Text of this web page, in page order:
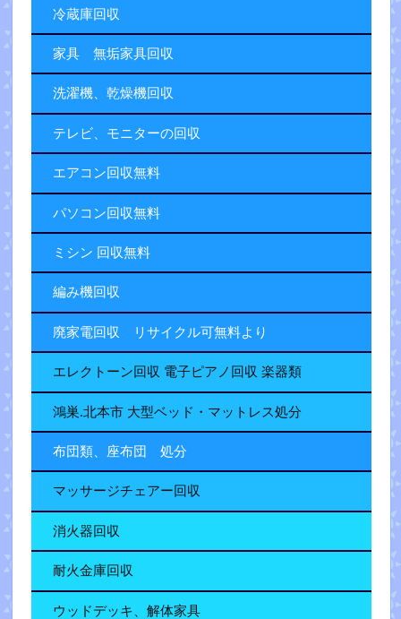
冷蔵庫回収
家具 無垢家具回収
洗濯機、乾燥機回収
テレビ、モニターの回収
エアコン回収無料
パソコン回収無料
ミシン 回収無料
編み機回収
廃家電回収 リサイクル可無料より
エレクトーン回収 電子ピアノ回収 楽器類
鴻巣.北本市 大型ベッド・マットレス処分
布団類、座布団 処分
マッサージチェアー回収
消火器回収
耐火金庫回収
ウッドデッキ、解体家具